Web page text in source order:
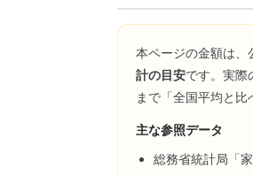
本ページの金額は、
計の目安です。実際
まで「全国平均と比
主な参照データ
総務省統計局「